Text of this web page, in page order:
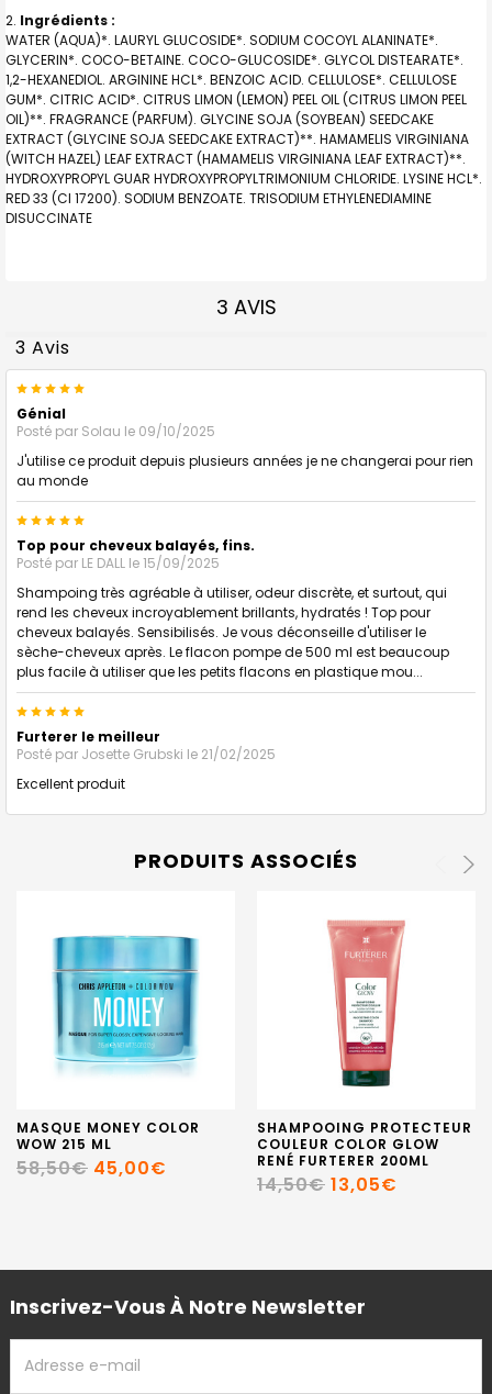
Ingrédients :
WATER (AQUA)*. LAURYL GLUCOSIDE*. SODIUM COCOYL ALANINATE*.
GLYCERIN*. COCO-BETAINE. COCO-GLUCOSIDE*. GLYCOL DISTEARATE*.
1,2-HEXANEDIOL. ARGININE HCL*. BENZOIC ACID. CELLULOSE*. CELLULOSE
GUM*. CITRIC ACID*. CITRUS LIMON (LEMON) PEEL OIL (CITRUS LIMON PEEL
OIL)**. FRAGRANCE (PARFUM). GLYCINE SOJA (SOYBEAN) SEEDCAKE
EXTRACT (GLYCINE SOJA SEEDCAKE EXTRACT)**. HAMAMELIS VIRGINIANA
(WITCH HAZEL) LEAF EXTRACT (HAMAMELIS VIRGINIANA LEAF EXTRACT)**.
HYDROXYPROPYL GUAR HYDROXYPROPYLTRIMONIUM CHLORIDE. LYSINE HCL*.
RED 33 (CI 17200). SODIUM BENZOATE. TRISODIUM ETHYLENEDIAMINE
DISUCCINATE
3 AVIS
3 Avis
5
Génial
Posté par Solau le 09/10/2025
J'utilise ce produit depuis plusieurs années je ne changerai pour rien
au monde
5
Top pour cheveux balayés, fins.
Posté par LE DALL le 15/09/2025
Shampoing très agréable à utiliser, odeur discrète, et surtout, qui
rend les cheveux incroyablement brillants, hydratés ! Top pour
cheveux balayés. Sensibilisés. Je vous déconseille d'utiliser le
sèche-cheveux après. Le flacon pompe de 500 ml est beaucoup
plus facile à utiliser que les petits flacons en plastique mou...
5
Furterer le meilleur
Posté par Josette Grubski le 21/02/2025
Excellent produit
PRODUITS ASSOCIÉS
MASQUE MONEY COLOR
WOW 215 ML
58,50€ 45,00€
SHAMPOOING PROTECTEUR
COULEUR COLOR GLOW
RENÉ FURTERER 200ML
14,50€ 13,05€
Inscrivez-Vous À Notre Newsletter
EMAIL